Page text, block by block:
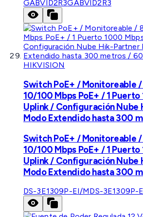
GABVID2R3GABVID2R3
HIKVISION
Switch PoE+ / Monitoreable
10/100 Mbps PoE+ / 1
Uplink / Configuración Nube
Modo Extendido hasta 300
Switch PoE+ / Monitoreable
10/100 Mbps PoE+ / 1
Uplink / Configuración Nube
Modo Extendido hasta 300
DS-3E1309P-EI/MDS-3E1309P-